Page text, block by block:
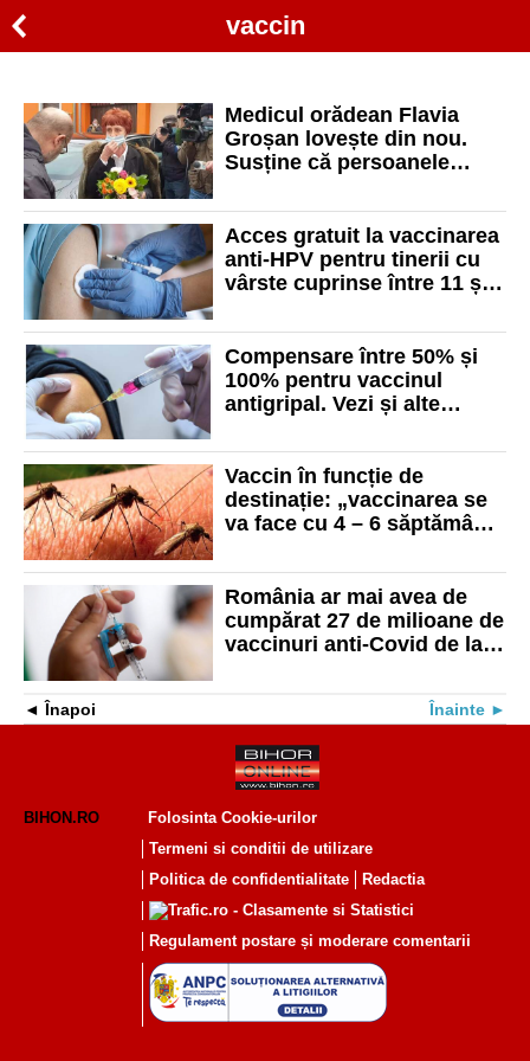
vaccin
Medicul orădean Flavia
Groșan lovește din nou.
Susține că persoanele
dacă fac sex cu persoane
vaccinate anti-Covid
Acces gratuit la vaccinarea
anti-HPV pentru tinerii cu
vârste cuprinse între 11 și
Compensare între 50% și
100% pentru vaccinul
antigripal. Vezi și alte
Vaccin în funcție de
destinație: „vaccinarea se
va face cu 4 – 6 săptămâni
România ar mai avea de
cumpărat 27 de milioane de
vaccinuri anti-Covid de la
Înapoi Înainte
BIHON.RO
Folosinta Cookie-urilor
Termeni si conditii de utilizare
Politica de confidentialitate
Redactia
Regulament postare și moderare comentarii